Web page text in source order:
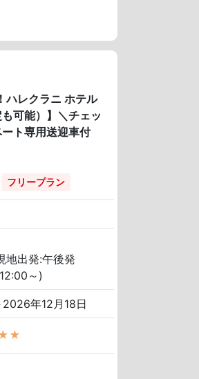
ハレクラニ ホテル
可能）】＼チェッ
ト専用送迎車付
フリープラン
地出発:午後発
～)
年12月18日